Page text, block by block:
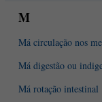
M
Má circulação nos
Má digestão ou
Má rotação intestinal